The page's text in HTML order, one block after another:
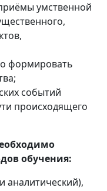
умственной
формировать
событий
происходящего
обучения:
аналитический),